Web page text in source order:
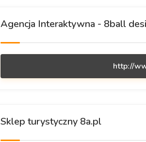
Agencja Interaktywna - 8ball
http://
Sklep turystyczny 8a.pl